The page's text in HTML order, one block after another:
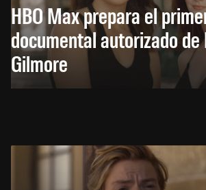
HBO Max prepara el
documental autorizado de
Gilmore